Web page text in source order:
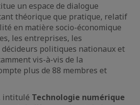
un espace de dialogue
théorique que pratique, relatif
en matière socio-économique
les entreprises, les
politiques nationaux et
vis-à-vis de la
plus de 88 membres et
intitulé Technologie numérique